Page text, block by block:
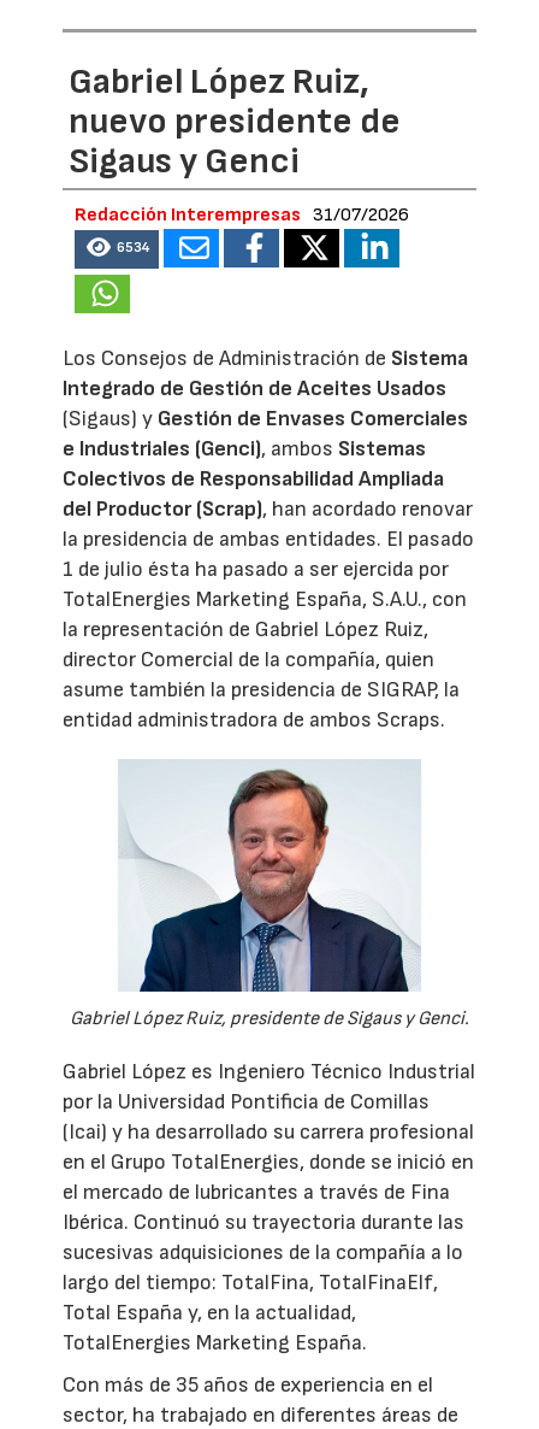
Gabriel López Ruiz,
nuevo presidente de
Sigaus y Genci
Redacción Interempresas 31/07/2026
6534
Los Consejos de Administración de Sistema
Integrado de Gestión de Aceites Usados
(Sigaus) y Gestión de Envases Comerciales
e Industriales (Genci), ambos Sistemas
Colectivos de Responsabilidad Ampliada
del Productor (Scrap), han acordado renovar
la presidencia de ambas entidades. El pasado
1 de julio ésta ha pasado a ser ejercida por
TotalEnergies Marketing España, S.A.U., con
la representación de Gabriel López Ruiz,
director Comercial de la compañía, quien
asume también la presidencia de SIGRAP, la
entidad administradora de ambos Scraps.
Gabriel López Ruiz, presidente de Sigaus y Genci.
Gabriel López es Ingeniero Técnico Industrial
por la Universidad Pontificia de Comillas
(Icai) y ha desarrollado su carrera profesional
en el Grupo TotalEnergies, donde se inició en
el mercado de lubricantes a través de Fina
Ibérica. Continuó su trayectoria durante las
sucesivas adquisiciones de la compañía a lo
largo del tiempo: TotalFina, TotalFinaElf,
Total España y, en la actualidad,
TotalEnergies Marketing España.
Con más de 35 años de experiencia en el
sector, ha trabajado en diferentes áreas de